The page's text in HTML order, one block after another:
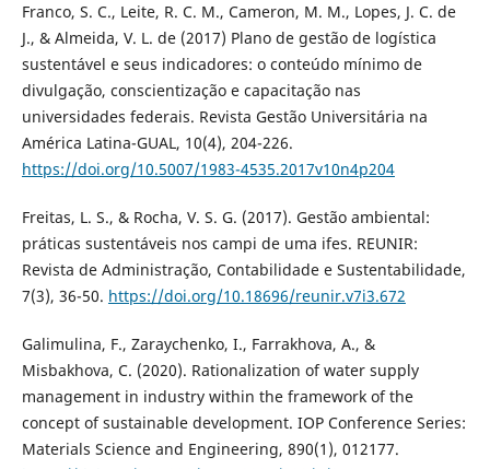
Franco, S. C., Leite, R. C. M., Cameron, M. M., Lopes, J. C. de
J., & Almeida, V. L. de (2017) Plano de gestão de logística
sustentável e seus indicadores: o conteúdo mínimo de
divulgação, conscientização e capacitação nas
universidades federais. Revista Gestão Universitária na
América Latina-GUAL, 10(4), 204-226.
https://doi.org/10.5007/1983-4535.2017v10n4p204
Freitas, L. S., & Rocha, V. S. G. (2017). Gestão ambiental:
práticas sustentáveis nos campi de uma ifes. REUNIR:
Revista de Administração, Contabilidade e Sustentabilidade,
7(3), 36-50. https://doi.org/10.18696/reunir.v7i3.672
Galimulina, F., Zaraychenko, I., Farrakhova, A., &
Misbakhova, C. (2020). Rationalization of water supply
management in industry within the framework of the
concept of sustainable development. IOP Conference Series:
Materials Science and Engineering, 890(1), 012177.